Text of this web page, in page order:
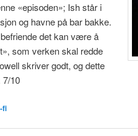
«episoden»; Ish står i
og havne på bar bakke.
det kan være å
som verken skal redde
skriver godt, og dette
7/10
fi